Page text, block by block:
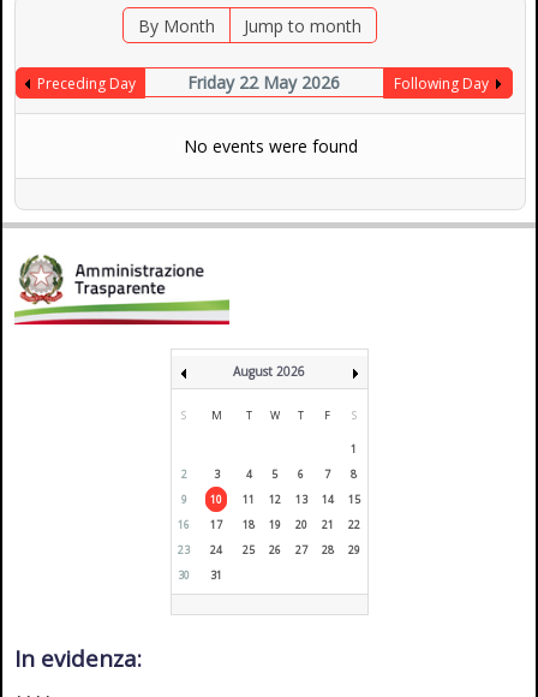
By Month Jump to month
Preceding Day Friday 22 May 2026 Following Day
No events were found
August 2026
S M T W T F S
1
2
3 4 5 6 7
8
9
10 11 12 13 14
15
16
17 18 19 20 21
22
23
24 25 26 27 28
29
30
31
In evidenza: